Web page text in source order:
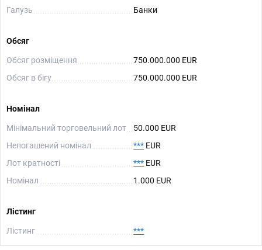
Галузь Банки
Обсяг
Обсяг розміщення
750.000.000 EUR
Обсяг в бігу
750.000.000 EUR
Номінал
Мінімальний торговельний лот
50.000 EUR
Непогашений номінал
*** EUR
Лот кратності
*** EUR
Номінал
1.000 EUR
Лістинг
Лістинг ***